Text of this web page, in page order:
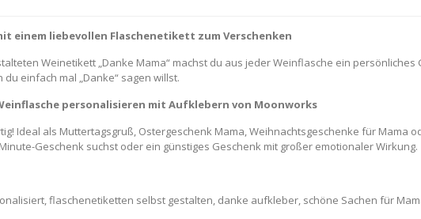
einem liebevollen Flaschenetikett zum Verschenken
Weinetikett „Danke Mama“ machst du aus jeder Weinflasche ein
einfach mal „Danke“ sagen willst.
personalisieren mit Aufklebern von Moonworks
Ideal als Muttertagsgruß, Ostergeschenk Mama, Weihnachtsgeschenke für Mama
Geschenk suchst oder ein günstiges Geschenk mit großer emotionaler Wirkung.
flaschenetiketten selbst gestalten, danke aufkleber, schöne Sachen für